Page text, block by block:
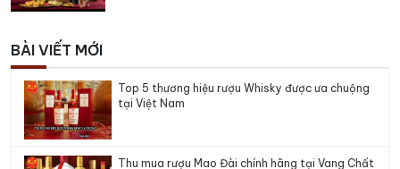
BÀI VIẾT MỚI
Top 5 thương hiệu rượu Whisky được ưa chuộng
tại Việt Nam
Thu mua rượu Mao Đài chính hãng tại Vang Chất